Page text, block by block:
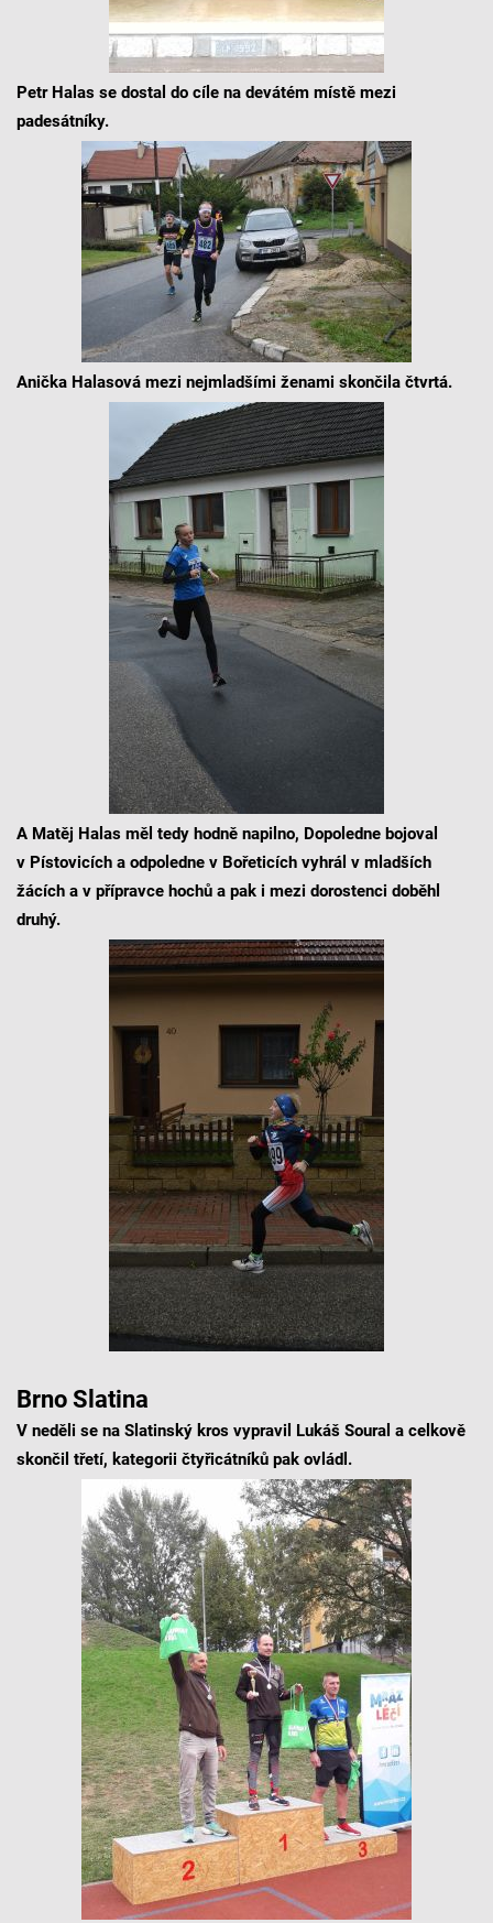
Petr Halas se dostal do cíle na devátém místě mezi
padesátníky.
Anička Halasová mezi nejmladšími ženami skončila čtvrtá.
A Matěj Halas měl tedy hodně napilno, Dopoledne bojoval
v Pístovicích a odpoledne v Bořeticích vyhrál v mladších
žácích a v přípravce hochů a pak i mezi dorostenci doběhl
druhý.
Brno Slatina
V neděli se na Slatinský kros vypravil Lukáš Soural a celkově
skončil třetí, kategorii čtyřicátníků pak ovládl.